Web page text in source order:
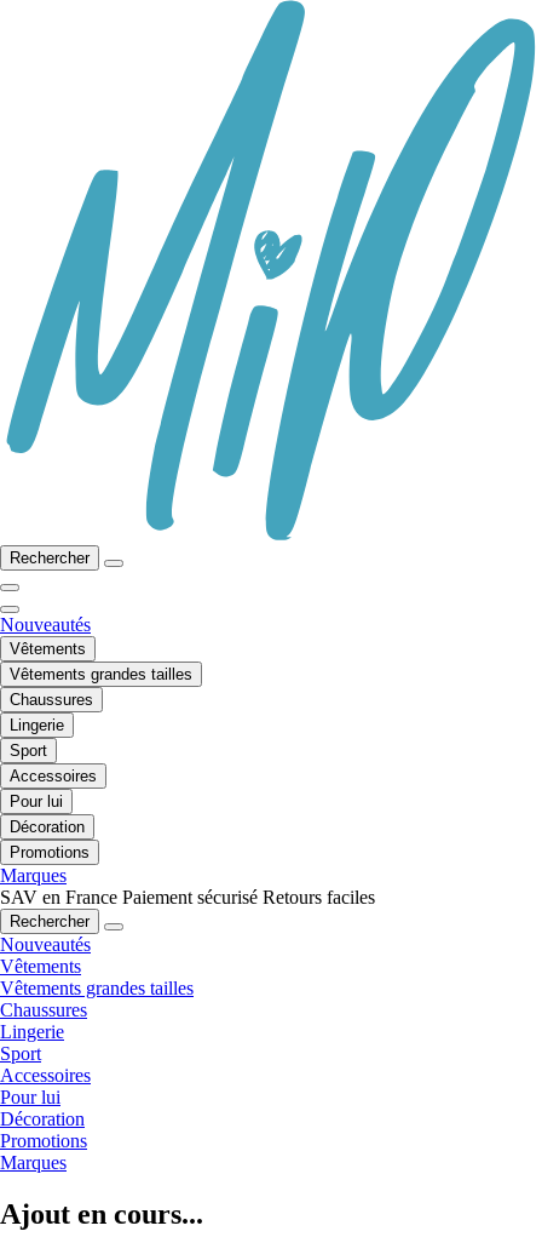
Rechercher
Nouveautés
Vêtements
Vêtements grandes tailles
Chaussures
Lingerie
Sport
Accessoires
Pour lui
Décoration
Promotions
Marques
SAV en France Paiement sécurisé Retours faciles
Rechercher
Nouveautés
Vêtements
Vêtements grandes tailles
Chaussures
Lingerie
Sport
Accessoires
Pour lui
Décoration
Promotions
Marques
Ajout en cours...